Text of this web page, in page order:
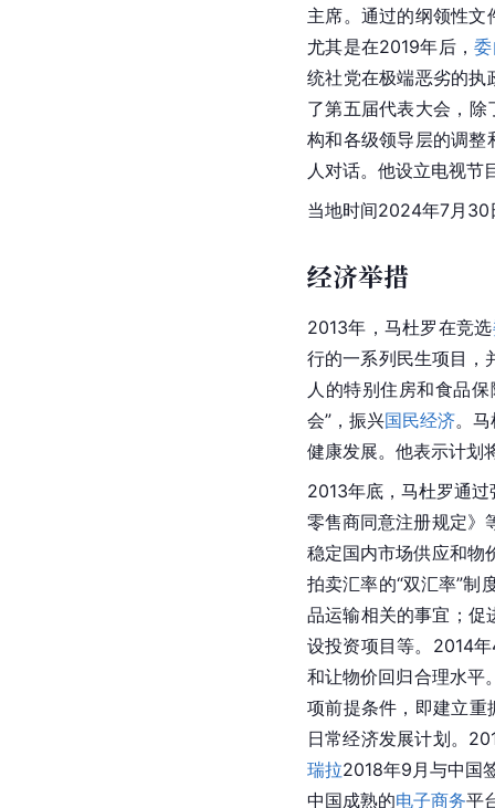
主席。通过的纲领性
尤其是在2019年后，
统社党在极端恶劣的
了第五届代表大会，除
构和各级领导层的调整
人对话。他设立电视节
当地时间2024年7月30
经济举措
2013年，马杜罗在竞选
行的一系列民生项目，
人的特别住房和食品
会”，振兴国民经济。
健康发展。他表示计划
2013年底，马杜罗通
零售商同意注册规定》
稳定国内市场供应和物
拍卖汇率的“双汇率”制
品运输相关的事宜；促
设投资项目等。2014
和让物价回归合理水平
项前提条件，即建立重
日常经济发展计划。
瑞拉2018年9月与中国
中国成熟的电子商务平